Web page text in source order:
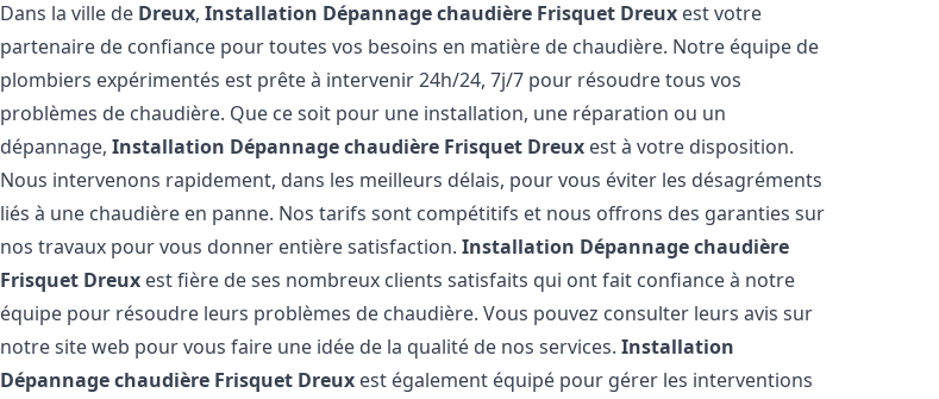
Dans la ville de Dreux,Installation Dépannage chaudière Frisquet Dreux est votre
partenaire de confiance pour toutes vos besoins en matière de chaudière. Notre équipe de
plombiers expérimentés est prête à intervenir 24h/24, 7j/7 pour résoudre tous vos
problèmes de chaudière. Que ce soit pour une installation, une réparation ou un
dépannage,Installation Dépannage chaudière Frisquet Dreux est à votre disposition.
Nous intervenons rapidement, dans les meilleurs délais, pour vous éviter les désagréments
liés à une chaudière en panne. Nos tarifs sont compétitifs et nous offrons des garanties sur
nos travaux pour vous donner entière satisfaction.Installation Dépannage chaudière
Frisquet Dreux est fière de ses nombreux clients satisfaits qui ont fait confiance à notre
équipe pour résoudre leurs problèmes de chaudière. Vous pouvez consulter leurs avis sur
notre site web pour vous faire une idée de la qualité de nos services.Installation
Dépannage chaudière Frisquet Dreux est également équipé pour gérer les interventions